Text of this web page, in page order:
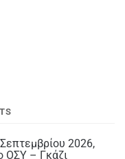
2026,
ΟΣΥ – Γκάζι